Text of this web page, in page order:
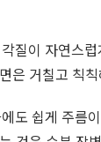
이 자연스
은 거칠고 칙
도 쉽게 주